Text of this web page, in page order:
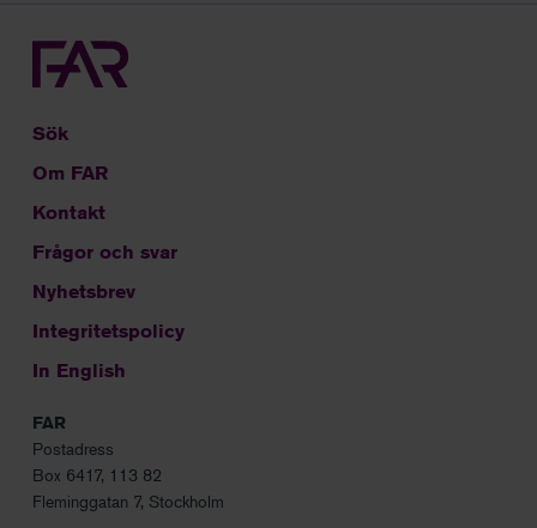
Sök
Om FAR
Kontakt
Frågor och svar
Nyhetsbrev
Integritetspolicy
In English
FAR
Postadress
Box 6417, 113 82
Fleminggatan 7, Stockholm